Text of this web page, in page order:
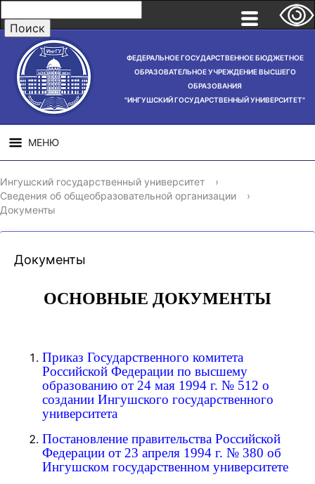
ФЕДЕРАЛЬНОЕ ГОСУДАРСТВЕННОЕ БЮДЖЕТНОЕ
ОБРАЗОВАТЕЛЬНОЕ УЧРЕЖДЕНИЕ ВЫСШЕГО
ОБРАЗОВАНИЯ
"ИНГУШСКИЙ ГОСУДАРСТВЕННЫЙ УНИВЕРСИТЕТ"
МЕНЮ
СВЕДЕНИЯ ОБ
ОБРАЗОВАТЕЛЬНОЙ
ОРГАНИЗАЦИИ
НАУЧНАЯ
ДЕЯТЕЛЬНОСТЬ
Ингушский государственный университет
›
Сведения об общеобразовательной организации
›
Документы
Документы
ОСНОВНЫЕ ДОКУМЕНТЫ
Приказ Государственного комитета
Российской Федерации по высшему
образованию от 24 мая 1994 г. № 512 о
создании Ингушского государственного
университета
Постановление правительства Российской
Федерации от 23 апреля 1994 г. № 380 об
Ингушском государственном университете